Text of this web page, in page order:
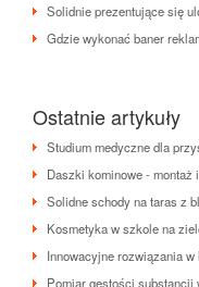
Solidnie prezentujące się
Gdzie wykonać baner
Ostatnie artykuły
Studium medyczne dla
Daszki kominowe - montaż
Solidne schody na taras z
Kosmetyka w szkole na
Innowacyjne rozwiązania
Pomiar gęstości substancji